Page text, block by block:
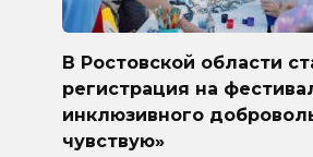
В Ростовской области
регистрация на
инклюзивного
чувствую»